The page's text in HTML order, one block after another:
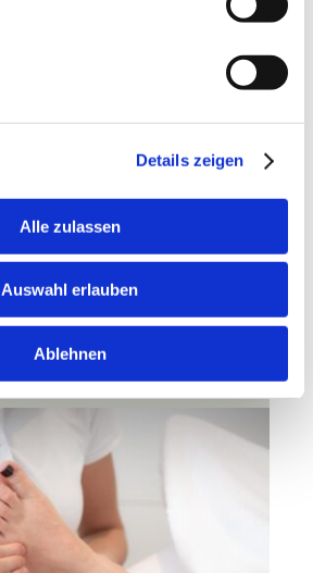
Details zeigen
Alle zulassen
Auswahl erlauben
Ablehnen